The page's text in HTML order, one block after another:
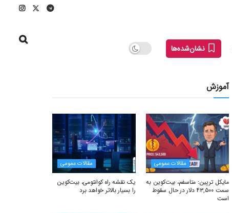
نشان‌شده‌ها
آموزش
مقالات عمومی
مایکل ترپین: متاسفم، بیت‌کوین به
سمت ۴۳,۵۰۰ دلار در حال سقوط
است
مقالات عمومی
یک نقشه راه کوانتومی، بیت‌کوین
را بسیار بالاتر خواهد برد